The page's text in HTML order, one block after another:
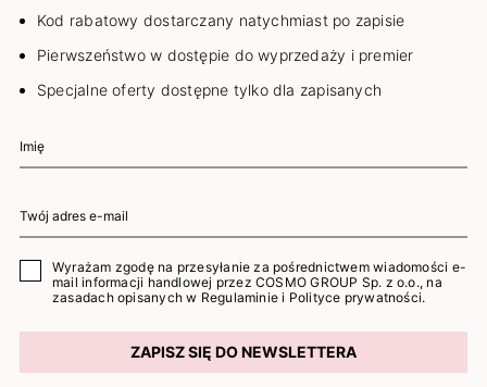
Kod rabatowy dostarczany natychmiast po zapisie
Pierwszeństwo w dostępie do wyprzedaży i premier
Specjalne oferty dostępne tylko dla zapisanych
Wyrażam zgodę na przesyłanie za pośrednictwem wiadomości e-
mail informacji handlowej przez COSMO GROUP Sp. z o.o., na
zasadach opisanych w Regulaminie i Polityce prywatności.
ZAPISZ SIĘ DO NEWSLETTERA